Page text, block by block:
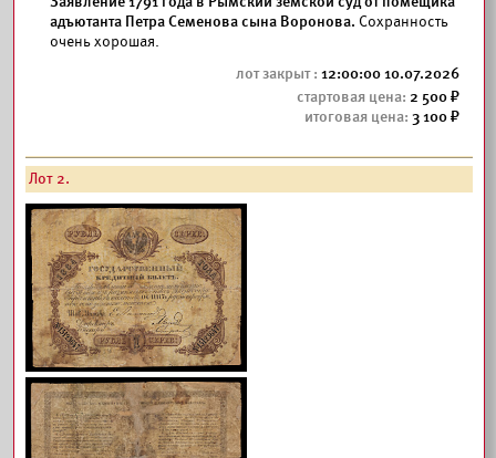
адъютанта Петра Семенова сына Воронова. Сохранность
очень хорошая.
12:00:00 10.07.2026
2 500
3 100
Лот 2.